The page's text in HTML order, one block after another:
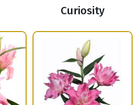
Curiosity